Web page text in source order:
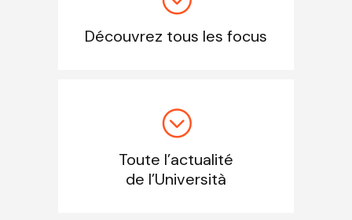
Découvrez tous les focus
Toute l’actualité
de l’Università